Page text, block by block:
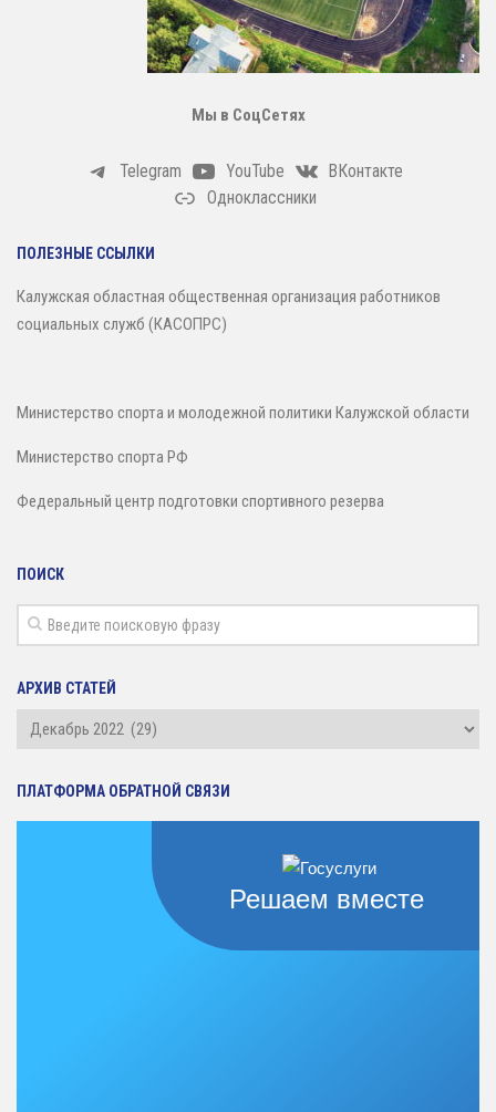
Зал сухого плавания
Мы в СоцСетях
Telegram YouTube
ВКонтакте
Одноклассники
ПОЛЕЗНЫЕ ССЫЛКИ
Калужская областная общественная организация работников
социальных служб (КАСОПРС)
Министерство спорта и молодежной политики Калужской области
Министерство спорта РФ
Федеральный центр подготовки спортивного резерва
ПОИСК
АРХИВ СТАТЕЙ
Архив
ПЛАТФОРМА ОБРАТНОЙ СВЯЗИ
Решаем вместе